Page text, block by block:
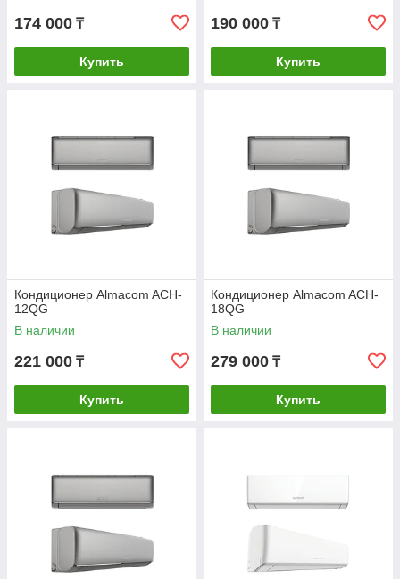
174 000 ₸
Купить
190 000 ₸
Купить
Кондиционер Almacom ACH-
12QG
В наличии
221 000 ₸
Купить
Кондиционер Almacom ACH-
18QG
В наличии
279 000 ₸
Купить